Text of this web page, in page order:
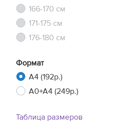
166-170 см
171-175 см
176-180 см
Формат
A4 (192р.)
A0+A4 (249р.)
Таблица размеров